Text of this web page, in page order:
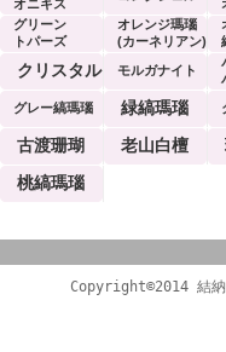
オニキス
グリーン
トパーズ
オレンジ瑪瑙
(カーネリアン)
クリスタル モルガナイト
グレー縞瑪瑙 緑縞瑪瑙
古渡珊瑚 老山白檀
桃縞瑪瑙
Copyright©2014 結